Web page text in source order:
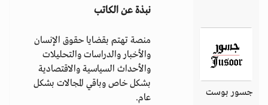
جسور بوست
نبذة عن الكاتب
منصة تهتم بقضايا حقوق الإنسان
والأخبار والدراسات والتحليلات
والأحداث السياسية والاقتصادية
بشكل خاص وباقي المجالات بشكل
عام.